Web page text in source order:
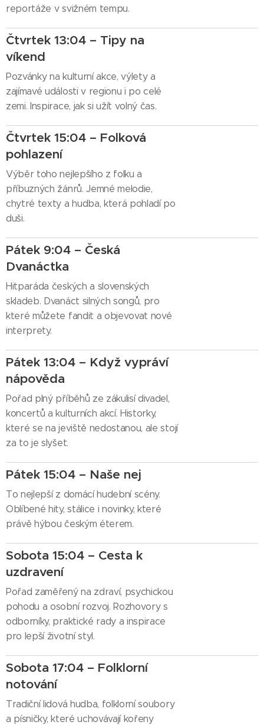
reportáže v svižném tempu.
Čtvrtek 13:04 – Tipy na
víkend
Pozvánky na kulturní akce, výlety a
zajímavé události v regionu i po celé
zemi. Inspirace, jak si užít volný čas.
Čtvrtek 15:04 – Folková
pohlazení
Výběr toho nejlepšího z folku a
příbuzných žánrů. Jemné melodie,
chytré texty a hudba, která pohladí po
duši.
Pátek 9:04 – Česká
Dvanáctka
Hitparáda českých a slovenských
skladeb. Dvanáct silných songů, pro
které můžete fandit a objevovat nové
interprety.
Pátek 13:04 – Když vypráví
nápověda
Pořad plný příběhů ze zákulisí divadel,
koncertů a kulturních akcí. Historky,
které se na jeviště nedostanou, ale stojí
za to je slyšet.
Pátek 15:04 – Naše nej
To nejlepší z domácí hudební scény.
Oblíbené hity, stálice i novinky, které
právě hýbou českým éterem.
Sobota 15:04 – Cesta k
uzdravení
Pořad zaměřený na zdraví, psychickou
pohodu a osobní rozvoj. Rozhovory s
odborníky, praktické rady a inspirace
pro lepší životní styl.
Sobota 17:04 – Folklorní
notování
Tradiční lidová hudba, folklorní soubory
a písničky, které uchovávají kořeny